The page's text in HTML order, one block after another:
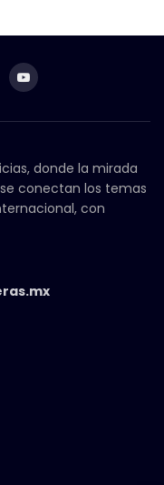
donde la mirada
conectan los temas
con